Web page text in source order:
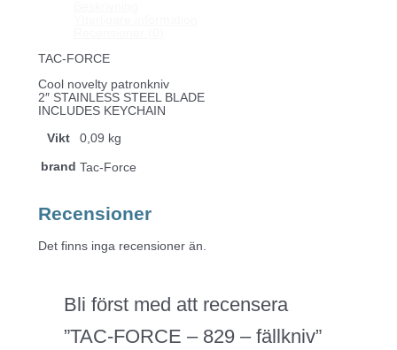
TAC-FORCE
Cool novelty patronkniv
2″ STAINLESS STEEL BLADE
INCLUDES KEYCHAIN
Vikt 0,09 kg
brand Tac-Force
Recensioner
Det finns inga recensioner än.
Bli först med att recensera
”TAC-FORCE – 829 – fällkniv”